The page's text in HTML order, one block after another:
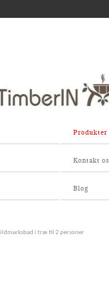
Produkter
Kontakt os
Blog
i træ til 2 personer